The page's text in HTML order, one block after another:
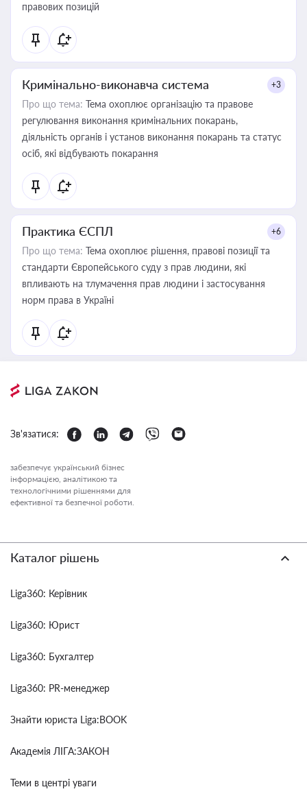
правових позицій
Кримінально-виконавча система +3
Про що тема: Тема охоплює організацію та правове
регулювання виконання кримінальних покарань,
діяльність органів і установ виконання покарань та статус
осіб, які відбувають покарання
Практика ЄСПЛ +6
Про що тема: Тема охоплює рішення, правові позиції та
стандарти Європейського суду з прав людини, які
впливають на тлумачення прав людини і застосування
норм права в Україні
Зв'язатися:
забезпечує український бізнес
інформацією, аналітикою та
технологічними рішеннями для
ефективної та безпечної роботи.
Каталог рішень
Liga360: Керівник
Liga360: Юрист
Liga360: Бухгалтер
Liga360: PR-менеджер
Знайти юриста Liga:BOOK
Академія ЛІГА:ЗАКОН
Теми в центрі уваги